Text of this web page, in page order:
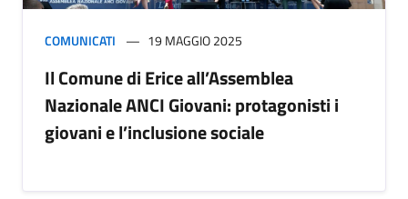
COMUNICATI 19 MAGGIO 2025
Il Comune di Erice all’Assemblea
Nazionale ANCI Giovani: protagonisti i
giovani e l’inclusione sociale